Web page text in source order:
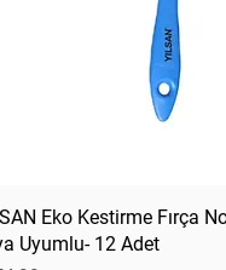
Eko Kestirme Fırça
Uyumlu- 12 Adet